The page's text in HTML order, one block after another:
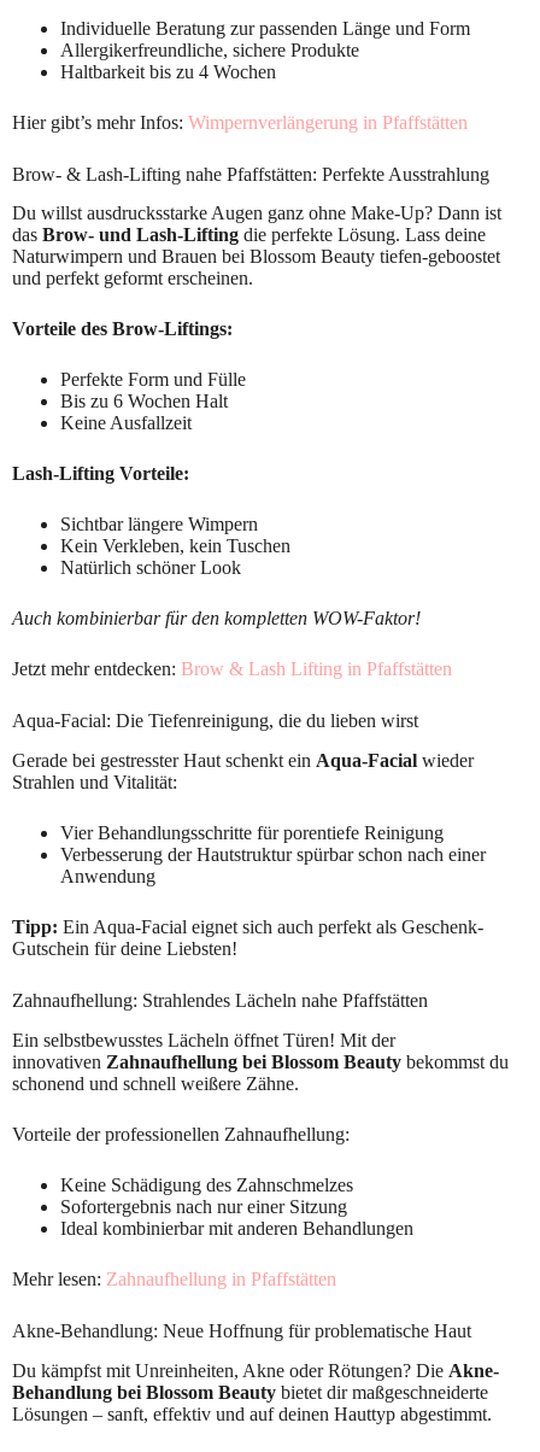
Individuelle Beratung zur passenden Länge und Form
Allergikerfreundliche, sichere Produkte
Haltbarkeit bis zu 4 Wochen
Hier gibt’s mehr Infos: Wimpernverlängerung in Pfaffstätten
Brow- & Lash-Lifting nahe Pfaffstätten: Perfekte Ausstrahlung
Du willst ausdrucksstarke Augen ganz ohne Make-Up? Dann ist
das Brow- und Lash-Lifting die perfekte Lösung. Lass deine
Naturwimpern und Brauen bei Blossom Beauty tiefen-geboostet
und perfekt geformt erscheinen.
Vorteile des Brow-Liftings:
Perfekte Form und Fülle
Bis zu 6 Wochen Halt
Keine Ausfallzeit
Lash-Lifting Vorteile:
Sichtbar längere Wimpern
Kein Verkleben, kein Tuschen
Natürlich schöner Look
Auch kombinierbar für den kompletten WOW-Faktor!
Jetzt mehr entdecken: Brow & Lash Lifting in Pfaffstätten
Aqua-Facial: Die Tiefenreinigung, die du lieben wirst
Gerade bei gestresster Haut schenkt ein Aqua-Facial wieder
Strahlen und Vitalität:
Vier Behandlungsschritte für porentiefe Reinigung
Verbesserung der Hautstruktur spürbar schon nach einer
Anwendung
Tipp: Ein Aqua-Facial eignet sich auch perfekt als Geschenk-
Gutschein für deine Liebsten!
Zahnaufhellung: Strahlendes Lächeln nahe Pfaffstätten
Ein selbstbewusstes Lächeln öffnet Türen! Mit der
innovativen Zahnaufhellung bei Blossom Beauty bekommst du
schonend und schnell weißere Zähne.
Vorteile der professionellen Zahnaufhellung:
Keine Schädigung des Zahnschmelzes
Sofortergebnis nach nur einer Sitzung
Ideal kombinierbar mit anderen Behandlungen
Mehr lesen: Zahnaufhellung in Pfaffstätten
Akne-Behandlung: Neue Hoffnung für problematische Haut
Du kämpfst mit Unreinheiten, Akne oder Rötungen? Die Akne-
Behandlung bei Blossom Beauty bietet dir maßgeschneiderte
Lösungen – sanft, effektiv und auf deinen Hauttyp abgestimmt.